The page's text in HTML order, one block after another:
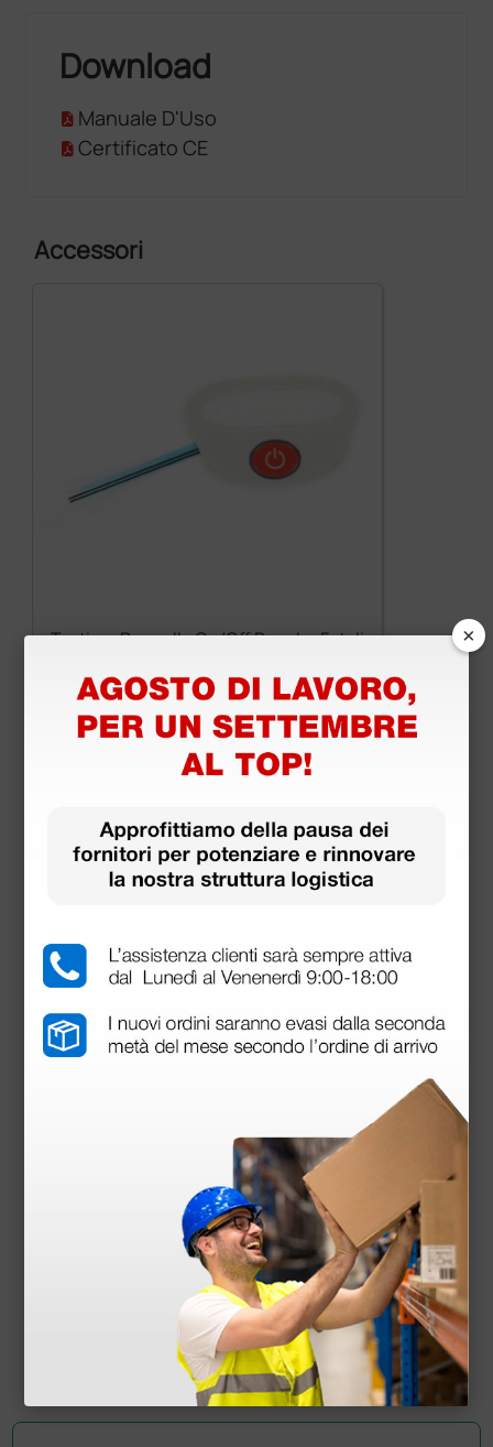
Download
Manuale D'Uso
Certificato CE
Accessori
Tastiera Pannello On/Off Doppler Fetali
44,10 €
Prodotti simili e correlati
Doppler portatile fetale G2002 con sonda fissa 2
1 pz.
×